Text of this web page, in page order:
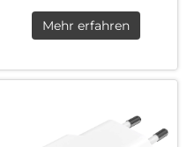
Mehr erfahren